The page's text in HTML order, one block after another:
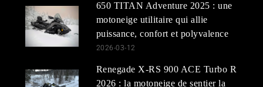
650 TITAN Adventure 2025 : une
motoneige utilitaire qui allie
puissance, confort et polyvalence
2026-03-12
Renegade X-RS 900 ACE Turbo R
2026 : la motoneige de sentier la